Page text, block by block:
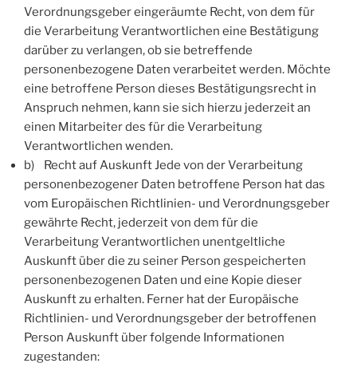
Verordnungsgeber eingeräumte Recht, von dem für
die Verarbeitung Verantwortlichen eine Bestätigung
darüber zu verlangen, ob sie betreffende
personenbezogene Daten verarbeitet werden. Möchte
eine betroffene Person dieses Bestätigungsrecht in
Anspruch nehmen, kann sie sich hierzu jederzeit an
einen Mitarbeiter des für die Verarbeitung
Verantwortlichen wenden.
b) Recht auf Auskunft Jede von der Verarbeitung
personenbezogener Daten betroffene Person hat das
vom Europäischen Richtlinien- und Verordnungsgeber
gewährte Recht, jederzeit von dem für die
Verarbeitung Verantwortlichen unentgeltliche
Auskunft über die zu seiner Person gespeicherten
personenbezogenen Daten und eine Kopie dieser
Auskunft zu erhalten. Ferner hat der Europäische
Richtlinien- und Verordnungsgeber der betroffenen
Person Auskunft über folgende Informationen
zugestanden: